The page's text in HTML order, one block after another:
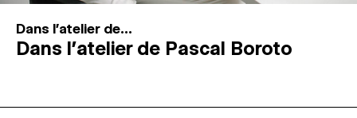
Dans l'atelier de...
Dans l’atelier de Pascal Boroto